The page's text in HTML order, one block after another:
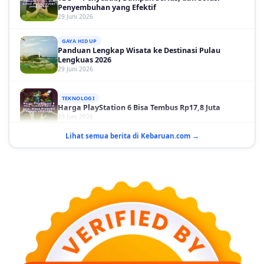
GAYA HIDUP
Lengkuas 2026
29 Juni 2026
29 Juni 2026
10 Adegan Film Terikat Janji yang Sangat Tak
Bahaya Memakai Softlens untuk Mata yang Jarang
Diketahui
29 Juni 2026
NASIONAL
PLN Kalimantan Lakukan Manajemen Beban
Akibat Gangguan PLTGU
29 Juni 2026
Lihat semua berita di Kebaruan.com →